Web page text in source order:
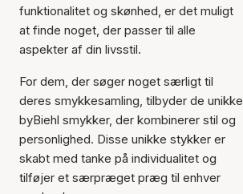
funktionalitet og skønhed, er det muligt
at finde noget, der passer til alle
aspekter af din livsstil.
For dem, der søger noget særligt til
deres smykkesamling, tilbyder de unikke
byBiehl smykker, der kombinerer stil og
personlighed. Disse unikke stykker er
skabt med tanke på individualitet og
tilføjer et særpræget præg til enhver